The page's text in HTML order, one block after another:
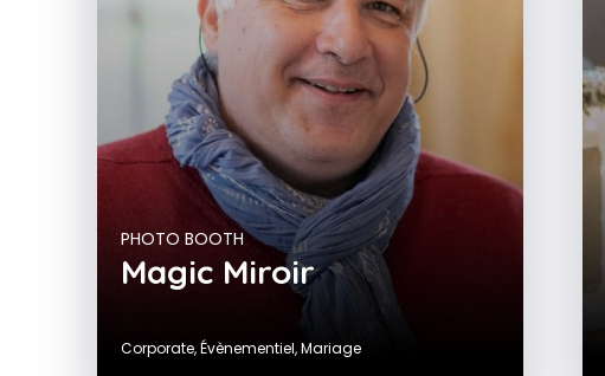
PHOTO BOOTH
Magic Miroir
Corporate,Évènementiel,Mariage